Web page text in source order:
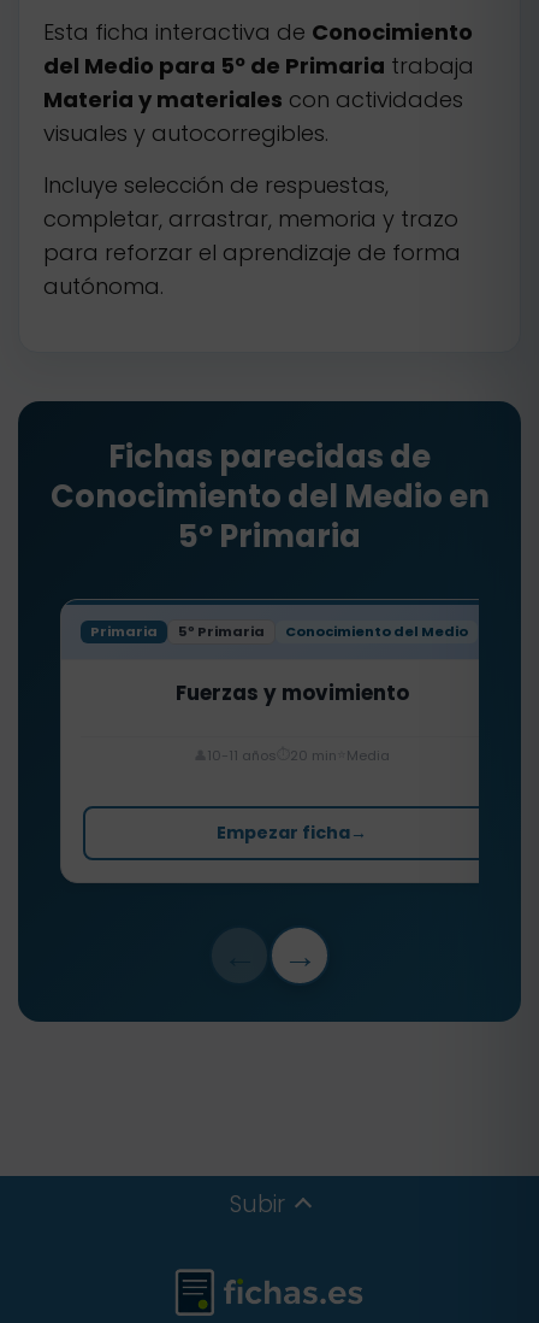
Esta ficha interactiva de Conocimiento
del Medio para 5º de Primaria trabaja
Materia y materiales con actividades
visuales y autocorregibles.
Incluye selección de respuestas,
completar, arrastrar, memoria y trazo
para reforzar el aprendizaje de forma
autónoma.
Fichas parecidas de
Conocimiento del Medio en
5º Primaria
Primaria 5º Primaria Conocimiento del Medio
Fuerzas y movimiento
10-11 años 20 min Media
Empezar ficha→
→
Subir